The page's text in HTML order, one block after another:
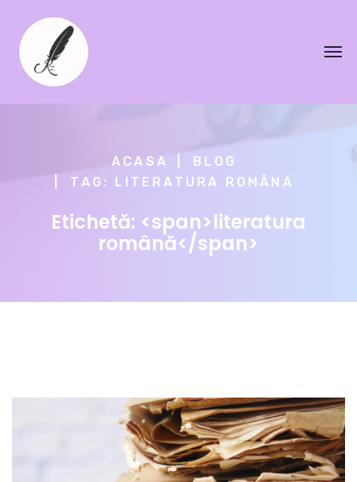
ACASA
BLOG
TAG: LITERATURA ROMÂNĂ
Etichetă: <span>literatura
română</span>